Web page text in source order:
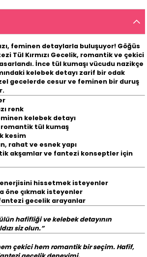
feminen detaylarla buluşuyor! Göğüs
Tül Kırmızı Gecelik, romantik ve çekici
İnce tül kumaşı vücudu nazikçe
kelebek detayı zarif bir odak
gecelerde cesur ve feminen bir duruş
renk
kelebek detayı
romantik tül kumaş
kesim
rahat ve esnek yapı
akşamlar ve fantezi konseptler için
enerjisini hissetmek isteyenler
öne çıkmak isteyenler
gecelik arayanlar
hafifliği ve kelebek detayının
siz olun.”
çekici hem romantik bir seçim. Hafif,